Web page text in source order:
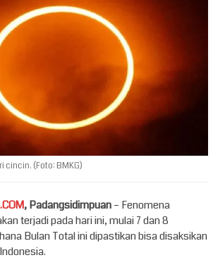
(Foto: BMKG)
, Padangsidimpuan– Fenomena
terjadi pada hari ini, mulai 7 dan 8
Bulan Total ini dipastikan bisa disaksikan